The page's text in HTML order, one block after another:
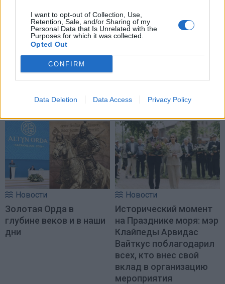
I want to opt-out of Collection, Use,
Retention, Sale, and/or Sharing of my
Personal Data that Is Unrelated with the
Purposes for which it was collected.
Opted Out
CONFIRM
Data Deletion Data Access Privacy Policy
Новости
НАТО обсуждает
размещение ядерного
оружия вблизи Латвии:
где именно?
Новости
Жителей Подмосковья
готовящихся ударах
Новости
Золотая Орда в
глубине веков и в наши
дни
Новости
Исторический момент
на Празднике моря: мэр
Клайпеды Арвидас
Вайткус поблагодарил
всех, кто внес свой
вклад в организацию
мероприятия